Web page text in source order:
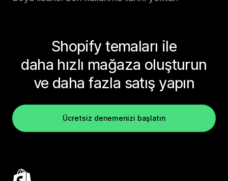
Shopify temaları ile
daha hızlı mağaza oluşturun
ve daha fazla satış yapın
Ücretsiz denemenizi başlatın